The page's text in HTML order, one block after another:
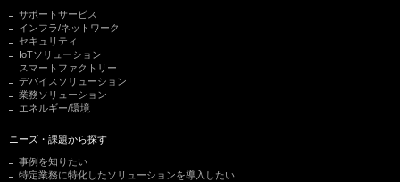
サポートサービス
インフラ/ネットワーク
セキュリティ
IoTソリューション
スマートファクトリー
デバイスソリューション
業務ソリューション
エネルギー/環境
ニーズ・課題から探す
事例を知りたい
特定業務に特化したソリューションを導入したい